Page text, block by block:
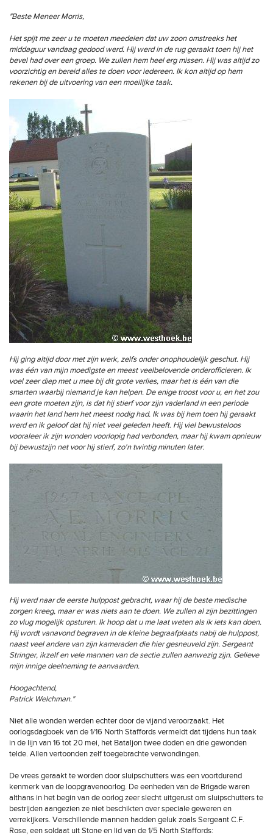
"Beste Meneer Morris,
Het spijt me zeer u te moeten meedelen dat uw zoon omstreeks het
middaguur vandaag gedood werd. Hij werd in de rug geraakt toen hij het
bevel had over een groep. We zullen hem heel erg missen. Hij was altijd zo
voorzichtig en bereid alles te doen voor iedereen. Ik kon altijd op hem
rekenen bij de uitvoering van een moeilijke taak.
Hij ging altijd door met zijn werk, zelfs onder onophoudelijk geschut. Hij
was één van mijn moedigste en meest veelbelovende onderofficieren. Ik
voel zeer diep met u mee bij dit grote verlies, maar het is één van die
smarten waarbij niemand je kan helpen. De enige troost voor u, en het zou
een grote moeten zijn, is dat hij stierf voor zijn vaderland in een periode
waarin het land hem het meest nodig had. Ik was bij hem toen hij geraakt
werd en ik geloof dat hij niet veel geleden heeft. Hij viel bewusteloos
vooraleer ik zijn wonden voorlopig had verbonden, maar hij kwam opnieuw
bij bewustzijn net voor hij stierf, zo'n twintig minuten later.
Hij werd naar de eerste hulppost gebracht, waar hij de beste medische
zorgen kreeg, maar er was niets aan te doen. We zullen al zijn bezittingen
zo vlug mogelijk opsturen. Ik hoop dat u me laat weten als ik iets kan doen.
Hij wordt vanavond begraven in de kleine begraafplaats nabij de hulppost,
naast veel andere van zijn kameraden die hier gesneuveld zijn. Sergeant
Stringer, ikzelf en vele mannen van de sectie zullen aanwezig zijn. Gelieve
mijn innige deelneming te aanvaarden.
Hoogachtend,
Patrick Welchman."
Niet alle wonden werden echter door de vijand veroorzaakt. Het
oorlogsdagboek van de 1/16 North Staffords vermeldt dat tijdens hun taak
in de lijn van 16 tot 20 mei, het Bataljon twee doden en drie gewonden
telde. Allen vertoonden zelf toegebrachte verwondingen.
De vrees geraakt te worden door sluipschutters was een voortdurend
kenmerk van de loopgravenoorlog. De eenheden van de Brigade waren
althans in het begin van de oorlog zeer slecht uitgerust om sluipschutters te
bestrijden aangezien ze niet beschikten over speciale geweren en
verrekijkers. Verschillende mannen hadden geluk zoals Sergeant C.F.
Rose, een soldaat uit Stone en lid van de 1/5 North Staffords: